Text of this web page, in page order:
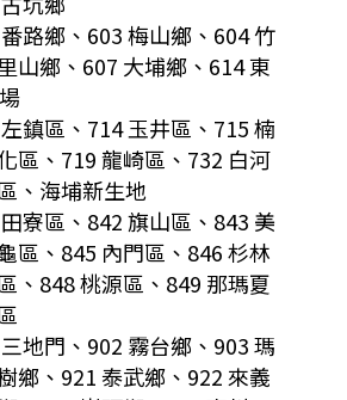
番路鄉、603 梅山鄉、604 竹
山鄉、607 大埔鄉、614 東
左鎮區、714 玉井區、715 楠
區、719 龍崎區、732 白河
、海埔新生地
田寮區、842 旗山區、843 美
區、845 內門區、846 杉林
、848 桃源區、849 那瑪夏
三地門、902 霧台鄉、903 瑪
鄉、921 泰武鄉、922 來義